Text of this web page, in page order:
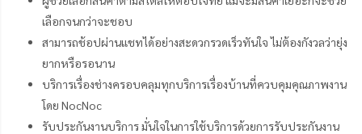
เลือกจนกว่าจะชอบ
สามารถช้อปผ่านแชทได้อย่างสะดวกรวดเร็วทันใจ ไม่ต้องกังวลว่ายุ่ง
ยากหรือรอนาน
บริการเรื่องช่างครอบคลุมทุกบริการเรื่องบ้านที่ควบคุมคุณภาพงาน
โดย NocNoc
รับประกันงานบริการ มั่นใจในการใช้บริการด้วยการรับประกันงาน